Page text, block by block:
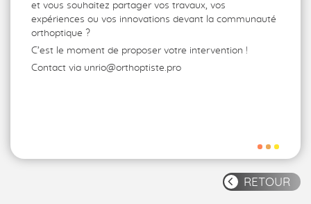
et vous souhaitez partager vos travaux, vos
expériences ou vos innovations devant la communauté
orthoptique ?
C’est le moment de proposer votre intervention !
Contact via unrio@orthoptiste.pro
RETOUR